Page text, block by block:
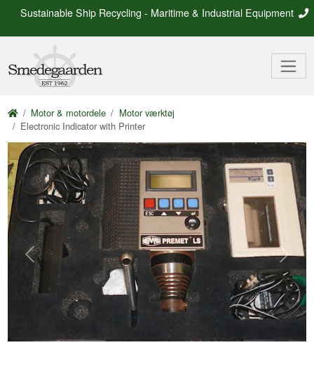
Sustainable Ship Recycling - Maritime & Industrial Equipment
Motor & motordele
Motor værktøj
Electronic Indicator with Printer
Previous Next